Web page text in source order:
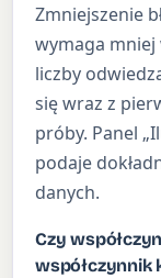
Zmniejszenie
wymaga
liczby
się wraz z
próby. Panel
podaje
danych.
Czy
współczynnik